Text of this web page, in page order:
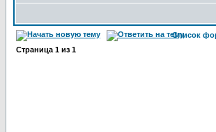
Список
Страница 1 из 1